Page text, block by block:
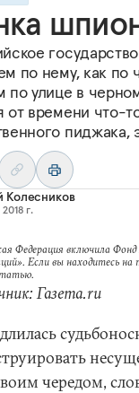
по нему, как по
по улице в
от времени что-
пиджака,
Колесников
г.
Федерация включила
Если вы находитесь
Газета.ru
чередом,